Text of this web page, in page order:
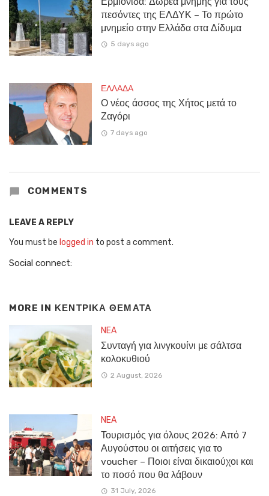
πεσόντες της ΕΛΔΥΚ – Το πρώτο
μνημείο στην Ελλάδα στα Δίδυμα
5 days ago
ΕΛΛΑΔΑ
Ο νέος άσσος της Χήτος μετά το
Ζαγόρι
7 days ago
COMMENTS
LEAVE A REPLY
You must be logged in to post a comment.
Social connect:
MORE IN ΚΕΝΤΡΙΚΑ ΘΕΜΑΤΑ
NEA
Συνταγή για λινγκουίνι με σάλτσα
κολοκυθιού
2 August, 2026
NEA
Τουρισμός για όλους 2026: Από 7
Αυγούστου οι αιτήσεις για το
voucher – Ποιοι είναι δικαιούχοι και
το ποσό που θα λάβουν
31 July, 2026